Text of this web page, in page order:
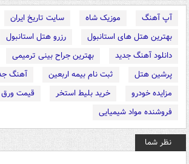
آپ آهنگ موزیک شاه
سایت تاریخ ایران
بهترین هتل های استانبول
رزرو هتل استانبول
دانلود آهنگ جدید
بهترین جراح بینی ترمیمی
پرشین هتل
ثبت نام بیمه اربعین
آهنگ
مزایده خودرو
خرید بلیط استخر
قیمت
فروشنده مواد شیمیایی
نظر شما